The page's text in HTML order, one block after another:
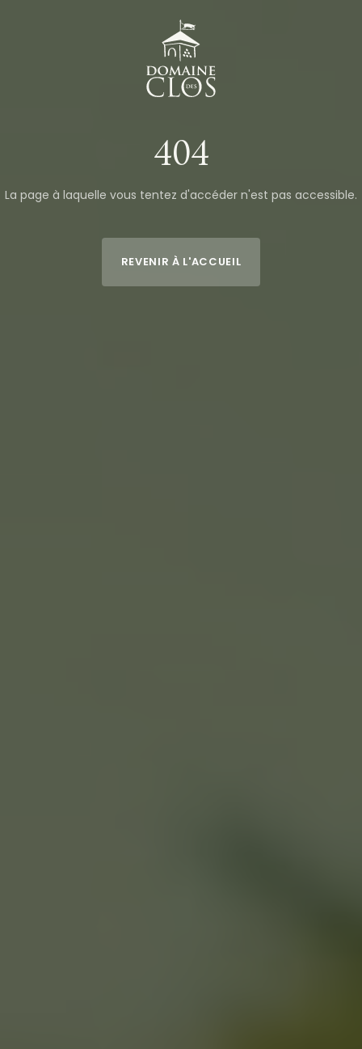
404
La page à laquelle vous tentez d'accéder n'est pas accessible.
REVENIR À L'ACCUEIL